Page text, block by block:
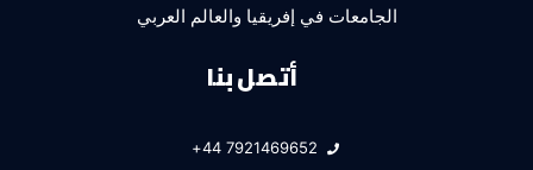
الجامعات في إفريقيا والعالم العربي
أتصل بنا
7921469652 44+